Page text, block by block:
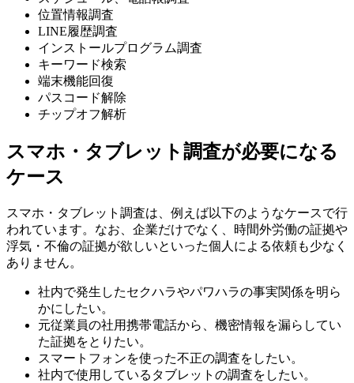
位置情報調査
LINE履歴調査
インストールプログラム調査
キーワード検索
端末機能回復
パスコード解除
チップオフ解析
スマホ・タブレット調査が必要になる
ケース
スマホ・タブレット調査は、例えば以下のようなケースで行
われています。なお、企業だけでなく、時間外労働の証拠や
浮気・不倫の証拠が欲しいといった個人による依頼も少なく
ありません。
社内で発生したセクハラやパワハラの事実関係を明ら
かにしたい。
元従業員の社用携帯電話から、機密情報を漏らしてい
た証拠をとりたい。
スマートフォンを使った不正の調査をしたい。
社内で使用しているタブレットの調査をしたい。